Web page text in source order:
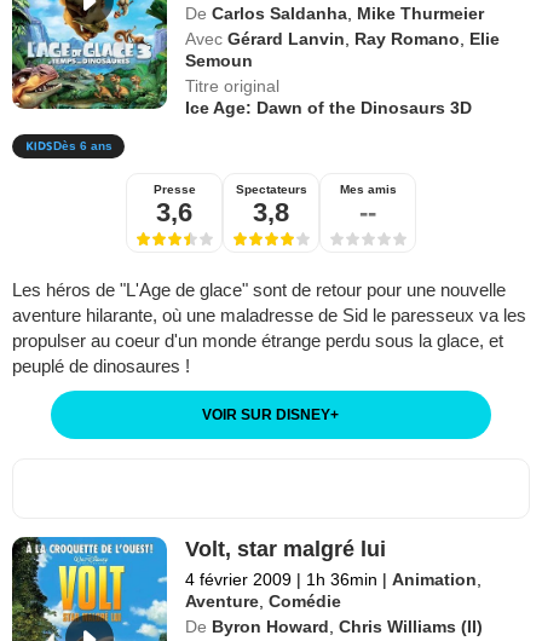
De Carlos Saldanha, Mike Thurmeier
Avec Gérard Lanvin, Ray Romano, Elie
Semoun
Titre original
Ice Age: Dawn of the Dinosaurs 3D
Dès 6 ans
Presse
3,6
Spectateurs
3,8
Mes amis
--
Les héros de "L'Age de glace" sont de retour pour une nouvelle
aventure hilarante, où une maladresse de Sid le paresseux va les
propulser au coeur d'un monde étrange perdu sous la glace, et
peuplé de dinosaures !
VOIR SUR DISNEY+
Volt, star malgré lui
4 février 2009 | 1h 36min | Animation,
Aventure,Comédie
De Byron Howard,Chris Williams (II)